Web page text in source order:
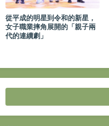
從平成的明星到令和的新星，
女子職業摔角展開的「親子兩
代的連續劇」